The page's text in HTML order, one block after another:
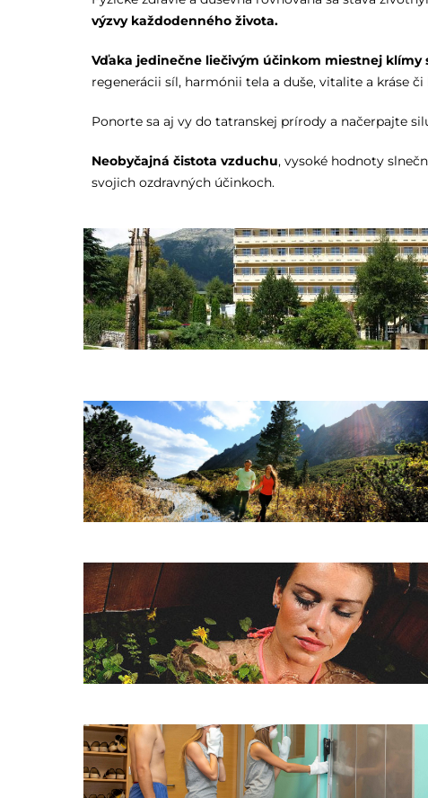
výzvy každodenného života.
Vďaka jedinečne liečivým účinkom miestnej
regenerácii síl, harmónii tela a duše, vitalite a kráse
Ponorte sa aj vy do tatranskej prírody a načerpajte
Neobyčajná čistota vzduchu, vysoké hodnoty
svojich ozdravných účinkoch.